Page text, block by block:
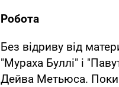
Робота
Без відриву від
"Мураха Буллі" і
Дейва Метьюса. Поки